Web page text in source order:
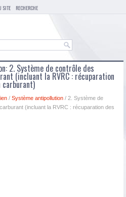
SITE RECHERCHE
2. Système de contrôle des
(incluant la RVRC : récuparation
carburant)
/ Système antipollution / 2. Système de
(incluant la RVRC : récuparation des